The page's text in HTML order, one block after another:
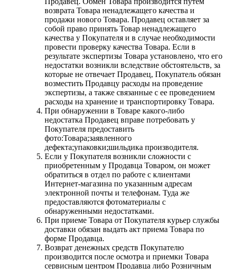
возврата Товара ненадлежащего качества и
продажи нового Товара. Продавец оставляет за
собой право принять Товар ненадлежащего
качества у Покупателя и в случае необходимости
провести проверку качества Товара. Если в
результате экспертизы Товара установлено, что его
недостатки возникли вследствие обстоятельств, за
которые не отвечает Продавец, Покупатель обязан
возместить Продавцу расходы на проведение
экспертизы, а также связанные с ее проведением
расходы на хранение и транспортировку Товара.
При обнаружении в Товаре какого-либо
недостатка Продавец вправе потребовать у
Покупателя предоставить
фото:Товара;заявленного
дефекта;упаковки;шильдика производителя.
Если у Покупателя возникли сложности с
приобретенным у Продавца Товаром, он может
обратиться в отдел по работе с клиентами
Интернет-магазина по указанным адресам
электронной почты и телефонам. Туда же
предоставляются фотоматериалы с
обнаруженными недостатками.
При приеме Товара от Покупателя курьер службы
доставки обязан выдать акт приема Товара по
форме Продавца.
Возврат денежных средств Покупателю
производится после осмотра и приемки Товара
сервисным центром Продавца либо Розничным